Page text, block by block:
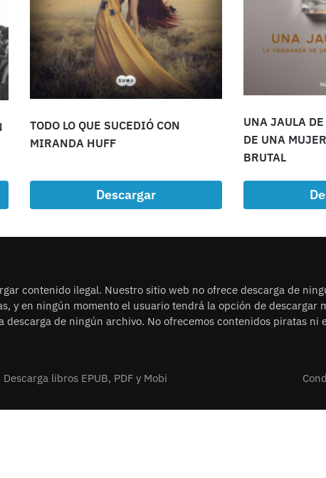
TODO LO QUE SUCEDIÓ CON
MIRANDA HUFF
Descargar
UNA JAULA
DE UNA
BRUTAL
contenido ilegal. Nuestro sitio web no ofrece descarga de
y en ningún momento el usuario tendrá la opción de descargar
descarga de ningún archivo. No ofrecemos contenidos piratas ni
Descarga libros EPUB, PDF y Mobi